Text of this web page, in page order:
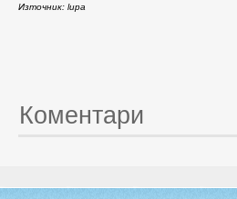
Източник: lupa
Коментари